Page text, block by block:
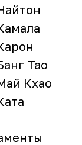
Тао
Кхао